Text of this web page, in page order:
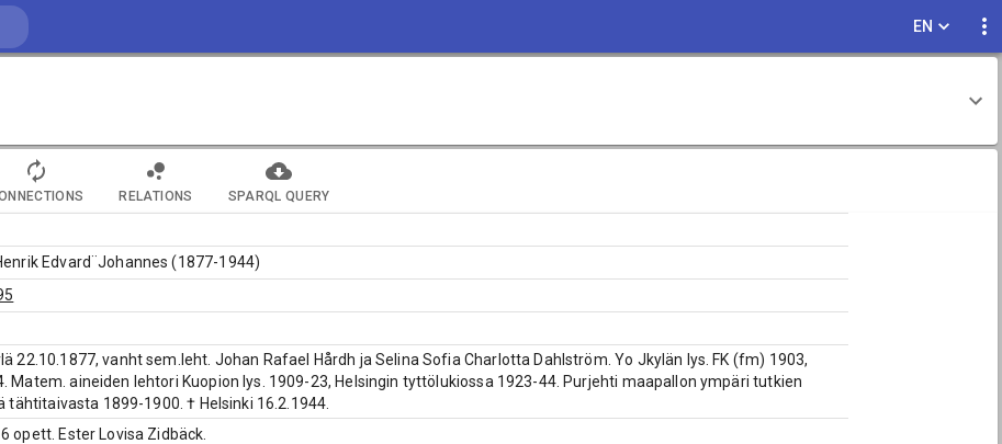
EN
RELATIONS SPARQL QUERY
Edvard¨Johannes (1877-1944)
22.10.1877, vanht sem.leht. Johan Rafael Hårdh ja Selina Sofia Charlotta Dahlström. Yo Jkylän lys. FK (fm) 1903,
Matem. aineiden lehtori Kuopion lys. 1909-23, Helsingin tyttölukiossa 1923-44. Purjehti maapallon ympäri tutkien
tähtitaivasta 1899-1900. † Helsinki 16.2.1944.
opett. Ester Lovisa Zidbäck.